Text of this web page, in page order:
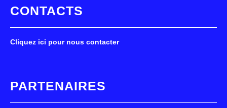
CONTACTS
Cliquez ici pour nous contacter
PARTENAIRES